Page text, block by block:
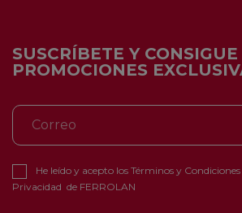
SUSCRÍBETE Y CONSIGUE
PROMOCIONES
He leído y acepto los Términos y Condiciones
Privacidad de FERROLAN